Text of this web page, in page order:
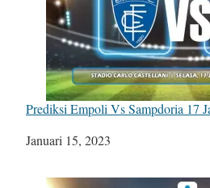
Prediksi Empoli Vs Sampdoria 17
Tanggal
Januari 15, 2023